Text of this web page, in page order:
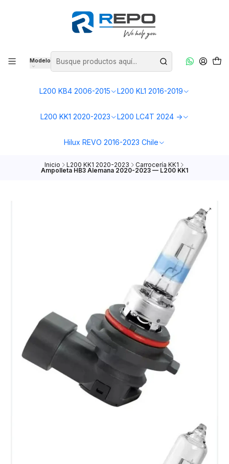
Modelo
L200 KB4 2006-2015 L200 KL1 2016-2019
L200 KK1 2020-2023 L200 LC4T 2024 ->
Hilux REVO 2016-2023 Chile
Inicio L200 KK1 2020-2023 Carrocería KK1
Ampolleta HB3 Alemana 2020-2023 — L200 KK1